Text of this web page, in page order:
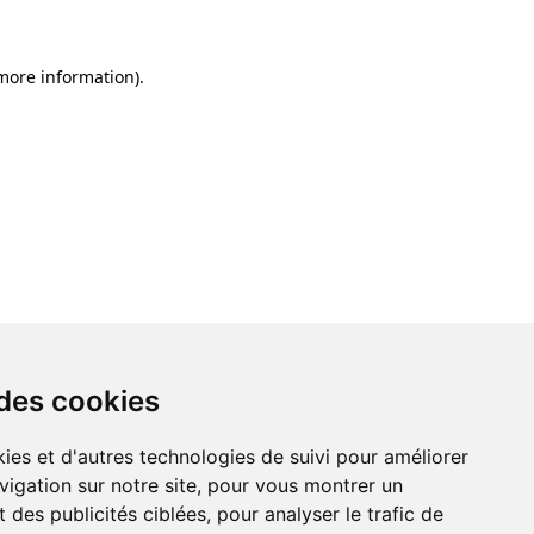
cookies
et d'autres technologies de suivi pour améliorer
sur notre site, pour vous montrer un
des publicités ciblées, pour analyser le trafic de
information).